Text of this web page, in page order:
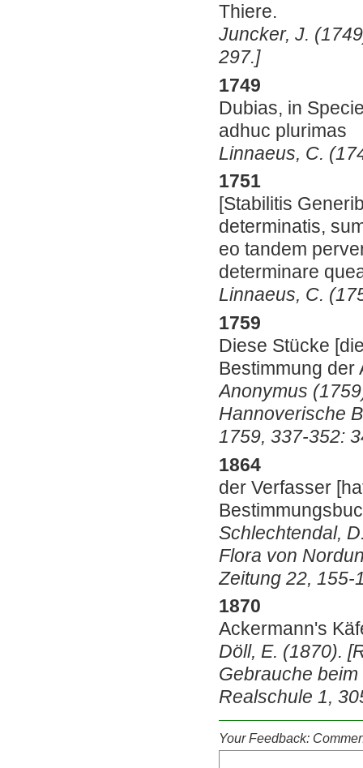
Thiere.
Juncker, J.
297.]
1749
Dubias, in
adhuc plurimas
Linnaeus, C.
1751
[Stabilitis
determinatis,
eo tandem
determinare
Linnaeus, C.
1759
Diese Stücke
Bestimmung
Anonymus
Hannoverische
1759, 337-352:
1864
der Verfasser
Schlechtendal,
Flora von
Zeitung 22, 155-
1870
Ackermann's
Döll, E. (1870).
Gebrauche
Realschule 1,
Your Feedback: